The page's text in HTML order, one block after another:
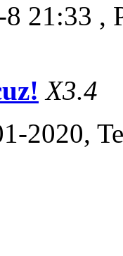
21:33 ,
X3.4
2020,